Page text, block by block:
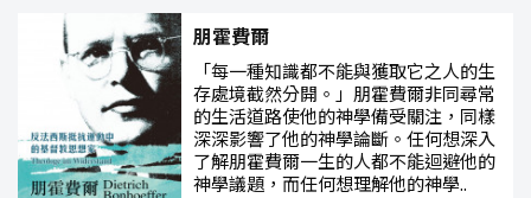
朋霍費爾
「每一種知識都不能與獲取它之人的生
存處境截然分開。」朋霍費爾非同尋常
的生活道路使他的神學備受關注，同樣
深深影響了他的神學論斷。任何想深入
了解朋霍費爾一生的人都不能迴避他的
神學議題，而任何想理解他的神學..